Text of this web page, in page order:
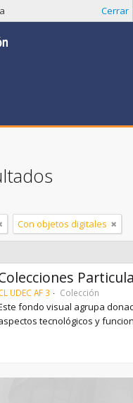
Cerrar
Con objetos digitales
UDEC AF 3 Colección
fondo visual agrupa
tecnológicos y